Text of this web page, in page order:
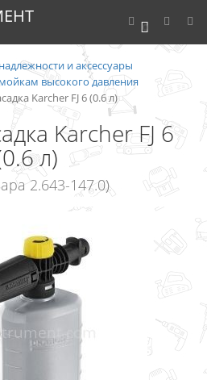
0
и аксессуары
высокого давления
Karcher FJ 6 (0.6 л)
Karcher FJ 6
л)
2.643-147.0)